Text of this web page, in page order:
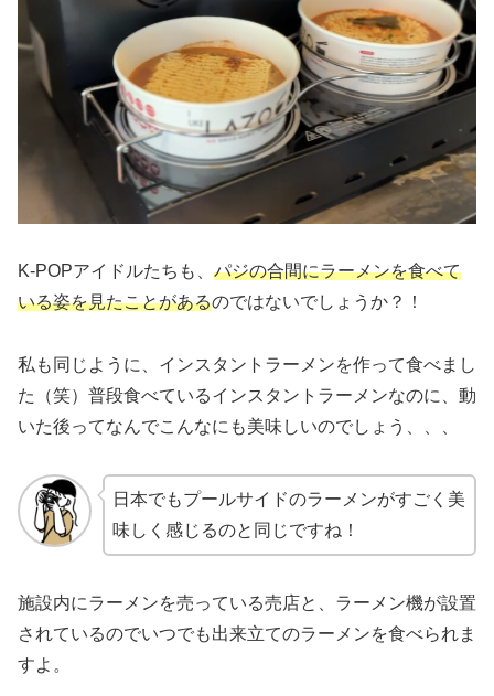
K-POPアイドルたちも、 パジの合間にラーメンを食べて
いる姿を見たことがあるのではないでしょうか？！
私も同じように、インスタントラーメンを作って食べまし
た（笑）普段食べているインスタントラーメンなのに、動
いた後ってなんでこんなにも美味しいのでしょう、、、
日本でもプールサイドのラーメンがすごく美
味しく感じるのと同じですね！
施設内にラーメンを売っている売店と、ラーメン機が設置
されているのでいつでも出来立てのラーメンを食べられま
すよ。